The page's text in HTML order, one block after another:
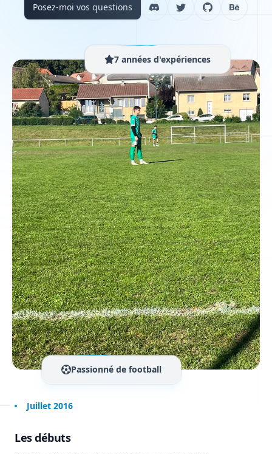
Posez-moi vos questions
7 années d'expériences
Passionné de football
Juillet 2016
Les débuts